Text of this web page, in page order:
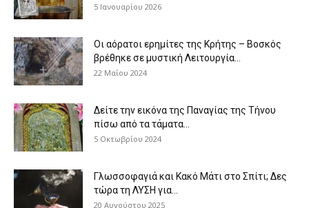
5 Ιανουαρίου 2026
Οι αόρατοι ερημίτες της Κρήτης – Βοσκός
βρέθηκε σε μυστική Λειτουργία...
22 Μαΐου 2024
Δείτε την εικόνα της Παναγίας της Τήνου
πίσω από τα τάματα...
5 Οκτωβρίου 2024
Γλωσσοφαγιά και Κακό Μάτι στο Σπίτι; Δες
τώρα τη ΛΥΣΗ για...
20 Αυγούστου 2025